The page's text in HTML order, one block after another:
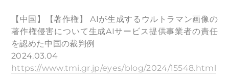
【中国】【著作権】 AIが生成するウルトラマン画像の
著作権侵害について生成AIサービス提供事業者の責任
を認めた中国の裁判例
2024.03.04
https://www.tmi.gr.jp/eyes/blog/2024/15548.html